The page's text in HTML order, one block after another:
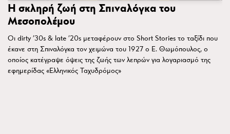
Η σκληρή ζωή στη Σπιναλόγκα του
Μεσοπολέμου
Οι dirty ’30s & late ’20s μεταφέρουν στο Short Stories το ταξίδι που
έκανε στη Σπιναλόγκα τον χειμώνα του 1927 ο Ε. Θωμόπουλος, ο
οποίος κατέγραψε όψεις της ζωής των λεπρών για λογαριασμό της
εφημερίδας «Ελληνικός Ταχυδρόμος»